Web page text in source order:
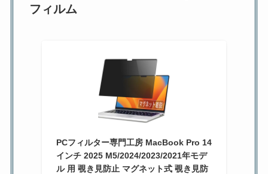
フィルム
PCフィルター専門工房 MacBook Pro 14
インチ 2025 M5/2024/2023/2021年モデ
ル 用 覗き見防止 マグネット式 覗き見防